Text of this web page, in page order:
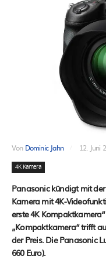
Von Dominic Jahn 12. Juni
4K Kamera
Panasonic kündigt mit
Kamera mit 4K-
erste 4K
„Kompaktkamera“ trifft
der Preis. Die Panasonic
660 Euro).